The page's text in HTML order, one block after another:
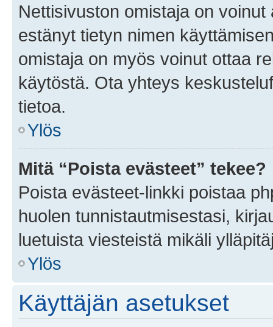
Nettisivuston omistaja on
estänyt tietyn nimen
omistaja on myös voinut ottaa
käytöstä. Ota yhteys
tietoa.
Ylös
Mitä “Poista evästeet” tekee?
Poista evästeet-linkki poistaa
huolen tunnistautmisestasi,
luetuista viesteistä mikäli
Ylös
Käyttäjän asetukset